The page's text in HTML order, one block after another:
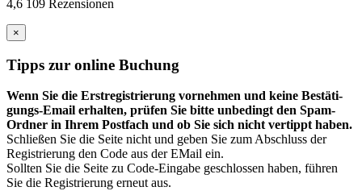
4,6 109 Rezensionen
×
Tipps zur online Buchung
Wenn Sie die Erst­regis­trierung vor­nehmen und keine Bestäti­
gungs-Email erhalten, prüfen Sie bitte unbedingt den Spam-
Ordner in Ihrem Post­fach und ob Sie sich nicht vertippt haben.
Schließen Sie die Seite nicht und geben Sie zum Abschluss der
Registrierung den Code aus der EMail ein.
Sollten Sie die Seite zu Code-Eingabe geschlossen haben, führen
Sie die Registrierung erneut aus.